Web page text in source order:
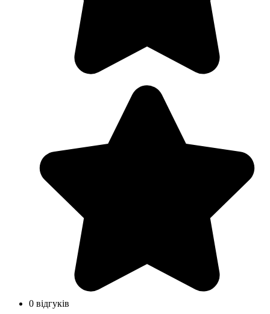
0 відгуків